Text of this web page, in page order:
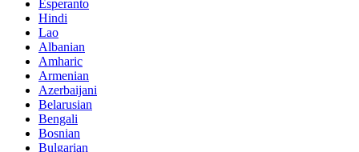
Esperanto
Hindi
Lao
Albanian
Amharic
Armenian
Azerbaijani
Belarusian
Bengali
Bosnian
Bulgarian